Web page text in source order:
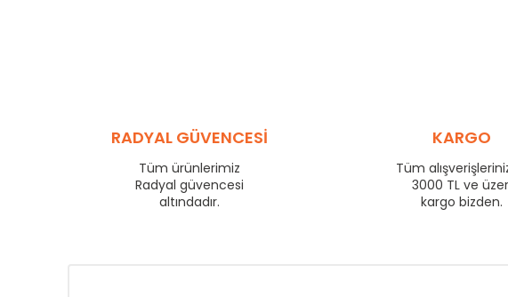
RADYAL GÜVENCESİ
Tüm ürünlerimiz
Radyal güvencesi
altındadır.
KARGO
Tüm
3000 TL ve
kargo bizden.